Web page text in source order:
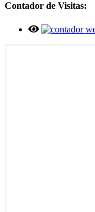
Contador de Visitas: